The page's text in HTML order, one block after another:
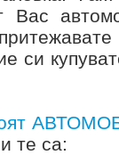
Вас
си
те са: